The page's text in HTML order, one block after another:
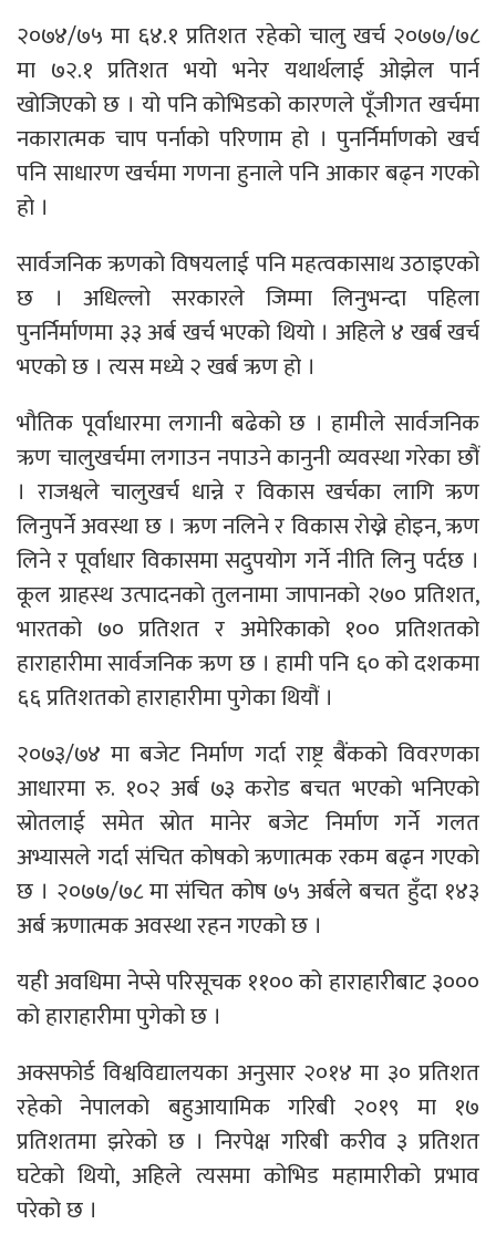
२०७४/७५ मा ६४.१ प्रतिशत रहेको चालु खर्च २०७७/७८
मा ७२.१ प्रतिशत भयो भनेर यथार्थलाई ओझेल पार्न
खोजिएको छ । यो पनि कोभिडको कारणले पूँजीगत खर्चमा
नकारात्मक चाप पर्नाको परिणाम हो । पुनर्निर्माणको खर्च
पनि साधारण खर्चमा गणना हुनाले पनि आकार बढ्न गएको
हो ।
सार्वजनिक ऋणको विषयलाई पनि महत्वकासाथ उठाइएको
छ । अधिल्लो सरकारले जिम्मा लिनुभन्दा पहिला
पुनर्निर्माणमा ३३ अर्ब खर्च भएको थियो । अहिले ४ खर्ब खर्च
भएको छ । त्यस मध्ये २ खर्ब ऋण हो ।
भौतिक पूर्वाधारमा लगानी बढेको छ । हामीले सार्वजनिक
ऋण चालुखर्चमा लगाउन नपाउने कानुनी व्यवस्था गरेका छौं
। राजश्वले चालुखर्च धान्ने र विकास खर्चका लागि ऋण
लिनुपर्ने अवस्था छ । ऋण नलिने र विकास रोख्ने होइन, ऋण
लिने र पूर्वाधार विकासमा सदुपयोग गर्ने नीति लिनु पर्दछ ।
कूल ग्राहस्थ उत्पादनको तुलनामा जापानको २७० प्रतिशत,
भारतको ७० प्रतिशत र अमेरिकाको १०० प्रतिशतको
हाराहारीमा सार्वजनिक ऋण छ । हामी पनि ६० को दशकमा
६६ प्रतिशतको हाराहारीमा पुगेका थियौं ।
२०७३/७४ मा बजेट निर्माण गर्दा राष्ट्र बैंकको विवरणका
आधारमा रु. १०२ अर्ब ७३ करोड बचत भएको भनिएको
स्रोतलाई समेत स्रोत मानेर बजेट निर्माण गर्ने गलत
अभ्यासले गर्दा संचित कोषको ऋणात्मक रकम बढ्न गएको
छ । २०७७/७८ मा संचित कोष ७५ अर्बले बचत हुँदा १४३
अर्ब ऋणात्मक अवस्था रहन गएको छ ।
यही अवधिमा नेप्से परिसूचक ११०० को हाराहारीबाट ३०००
को हाराहारीमा पुगेको छ ।
अक्सफोर्ड विश्वविद्यालयका अनुसार २०१४ मा ३० प्रतिशत
रहेको नेपालको बहुआयामिक गरिबी २०१९ मा १७
प्रतिशतमा झरेको छ । निरपेक्ष गरिबी करीव ३ प्रतिशत
घटेको थियो, अहिले त्यसमा कोभिड महामारीको प्रभाव
परेको छ ।